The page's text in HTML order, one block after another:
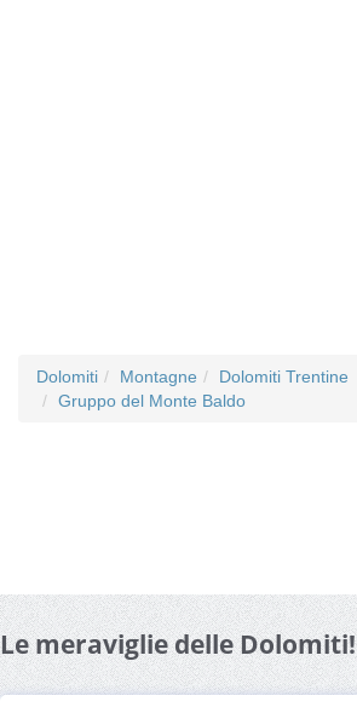
Dolomiti Montagne
Dolomiti Trentine
Gruppo del Monte Baldo
Le meraviglie delle Dolomiti!